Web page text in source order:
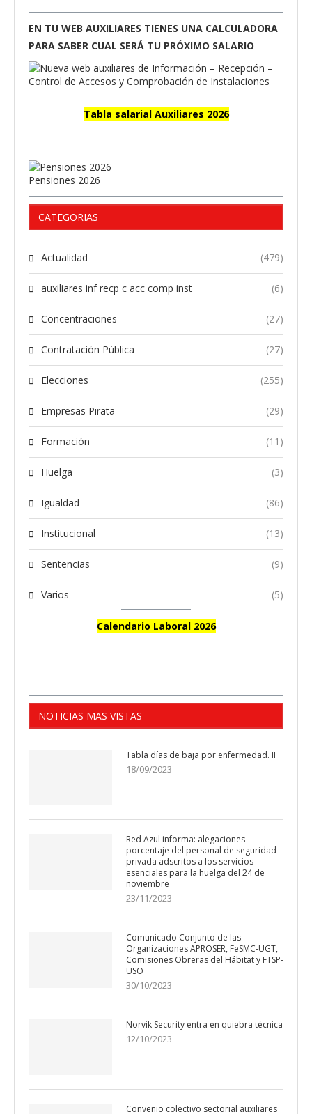
EN TU WEB AUXILIARES TIENES UNA CALCULADORA
PARA SABER CUAL SERÁ TU PRÓXIMO SALARIO
Tabla salarial Auxiliares 2026
Pensiones 2026
CATEGORIAS
Actualidad (479)
auxiliares inf recp c acc comp inst (6)
Concentraciones (27)
Contratación Pública (27)
Elecciones (255)
Empresas Pirata (29)
Formación (11)
Huelga (3)
Igualdad (86)
Institucional (13)
Sentencias (9)
Varios (5)
Calendario Laboral 2026
NOTICIAS MAS VISTAS
Tabla días de baja por enfermedad. II
18/09/2023
Red Azul informa: alegaciones
porcentaje del personal de seguridad
privada adscritos a los servicios
esenciales para la huelga del 24 de
noviembre
23/11/2023
Comunicado Conjunto de las
Organizaciones APROSER, FeSMC-UGT,
Comisiones Obreras del Hábitat y FTSP-
USO
30/10/2023
Norvik Security entra en quiebra técnica
12/10/2023
Convenio colectivo sectorial auxiliares